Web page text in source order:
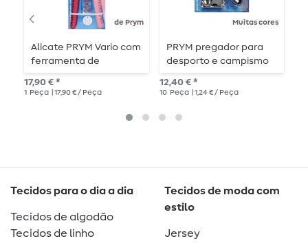
de Prym
Alicate PRYM Vario com
ferramenta de
perfuração - baga
17,90 € *
1 Peça | 17,90 € / Peça
Muitas cores
PRYM pregador para
desporto e campismo
15mm
12,40 € *
10 Peça | 1,24 € / Peça
Tecidos para o dia a dia
Tecidos de algodão
Tecidos de linho
Tecidos de moda com
estilo
Jersey